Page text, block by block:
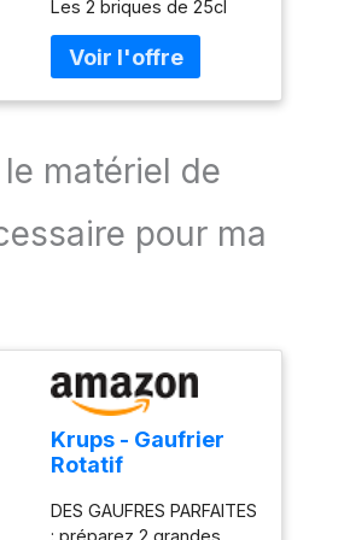
briques de 25cl
Les 2 briques de 25cl
matériel de
pour ma
Krups - Gaufrier
Rotatif
Gaufres Épaisses -
DES GAUFRES PARFAITES